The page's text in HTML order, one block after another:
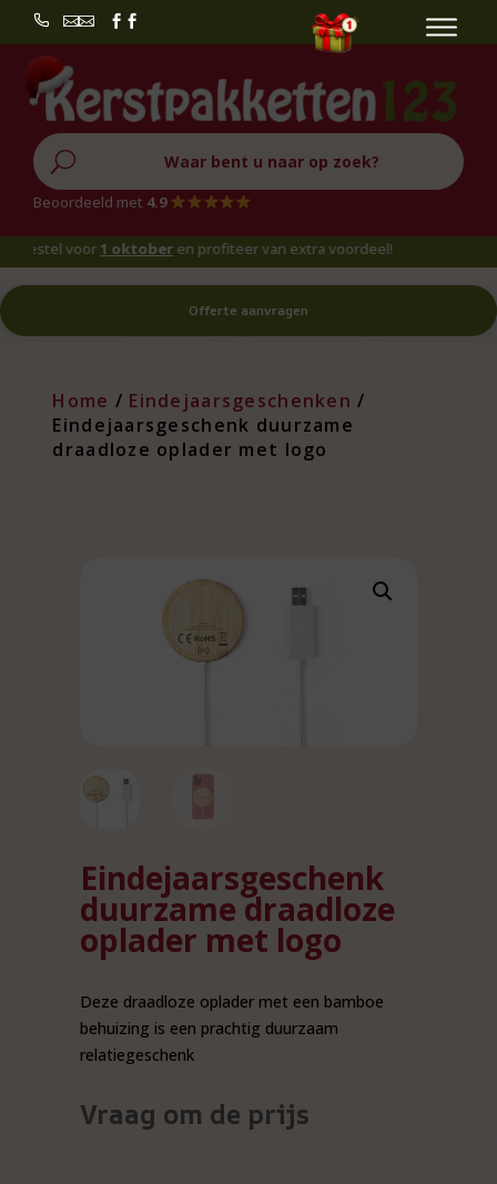
 
U
Beoordeeld met 4.9
voor1 oktoberen profiteer van extra voordeel!
Offerte aanvragen
Home / Eindejaarsgeschenken /
Eindejaarsgeschenk duurzame
draadloze oplader met logo
Eindejaarsgeschenk
duurzame draadloze
oplader met logo
Deze draadloze oplader met een bamboe
behuizing is een prachtig duurzaam
relatiegeschenk
Vraag om de prijs